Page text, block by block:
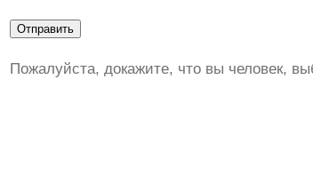
Пожалуйста, докажите, что вы человек,